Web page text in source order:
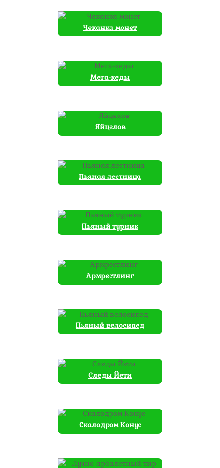
Чеканка монет
Мега-кеды
Яйцелов
Пьяная лестница
Пьяный турник
Армрестлинг
Пьяный велосипед
Следы Йети
Скалодром Конус